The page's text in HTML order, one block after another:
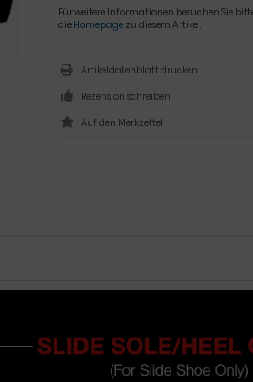
Für weitere Informationen besuchen Sie
die Homepagezu diesem Artikel.
Artikeldatenblatt drucken
Rezension schreiben